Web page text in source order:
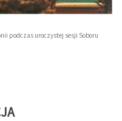
podczas uroczystej sesji Soboru